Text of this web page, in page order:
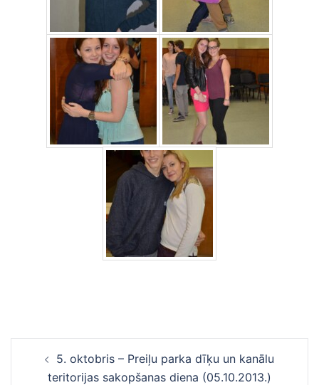
navigācija5. oktobris – Preiļu parka dīķu un kanālu
teritorijas sakopšanas diena (05.10.2013.)